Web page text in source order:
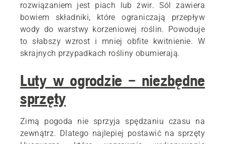
rozwiązaniem jest piach lub żwir. Sól zawiera
bowiem składniki, które ograniczają przepływ
wody do warstwy korzeniowej roślin. Powoduje
to słabszy wzrost i mniej obfite kwitnienie. W
skrajnych przypadkach rośliny obumierają.
Luty w ogrodzie – niezbędne
sprzęty
Zimą pogoda nie sprzyja spędzaniu czasu na
zewnątrz. Dlatego najlepiej postawić na sprzęty